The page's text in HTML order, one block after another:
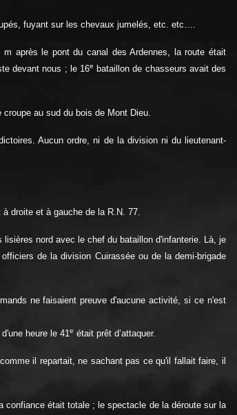
fuyant sur les chevaux jumelés, etc. etc….
après le pont du canal des Ardennes, la route était
devant nous ; le 16e bataillon de chasseurs avait des
au sud du bois de Mont Dieu.
Aucun ordre, ni de la division ni du lieutenant-
droite et à gauche de la R.N. 77.
nord avec le chef du bataillon d'infanterie. Là, je
de la division Cuirassée ou de la demi-brigade
ne faisaient preuve d'aucune activité, si ce n'est
heure le 41e était prêt d’attaquer.
il repartait, ne sachant pas ce qu'il fallait faire, il
confiance était totale ; le spectacle de la déroute sur la